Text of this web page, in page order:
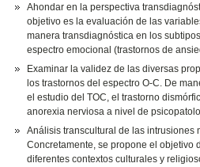
Ahondar en la perspectiva
objetivo es la evaluación de las
manera transdiagnóstica en los
espectro emocional (trastornos de
Examinar la validez de las diversas
los trastornos del espectro O-C. De
el estudio del TOC, el trastorno
anorexia nerviosa a nivel de
Análisis transcultural de las intrusiones
Concretamente, se propone el objetivo
diferentes contextos culturales y